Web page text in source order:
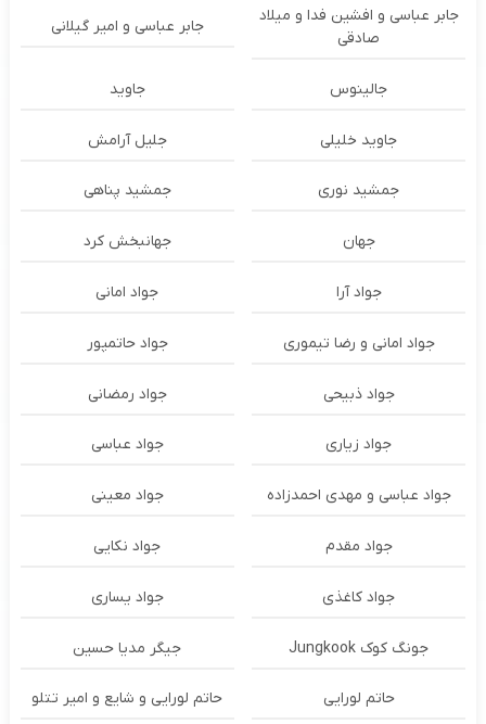
جابر عباسی و افشین فدا و میلاد
صادقی
جابر عباسی و امیر گیلانی
جالینوس جاوید
جاوید خلیلی جلیل آرامش
جمشید نوری جمشید پناهی
جهان جهانبخش کرد
جواد آرا جواد امانی
جواد امانی و رضا تیموری جواد حاتمپور
جواد ذبیحی جواد رمضانی
جواد زیاری جواد عباسی
جواد عباسی و مهدی احمدزاده جواد معینی
جواد مقدم جواد نکایی
جواد کاغذی جواد یساری
جونگ کوک Jungkook جیگر مدیا حسین
حاتم لورایی حاتم لورایی و شایع و امیر تتلو